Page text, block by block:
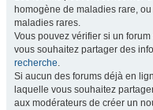
homogène de maladies rare,
maladies rares.
Vous pouvez vérifier si un
vous souhaitez partager des
recherche.
Si aucun des forums déjà en
laquelle vous souhaitez
aux modérateurs de créer un